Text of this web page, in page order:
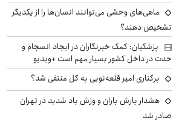
ماهی‌های وحشی می‌توانند انسان‌ها را از یکدیگر
تشخیص دهند؟
پزشکیان: کمک خبرنگاران در ایجاد انسجام و
حدت در داخل کشور بسیار مهم است +ویدیو
برکناری امیر قلعه‌نویی به کل منتفی شد؟
هشدار بارش باران و وزش باد شدید در تهران
صادر شد